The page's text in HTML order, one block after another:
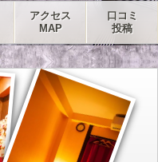
アクセス
MAP
口コミ
投稿